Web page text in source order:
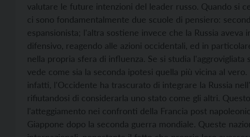
valutare le future intenzioni del leader russo. Quando si
ci sono fondamentalmente due scuole di pensiero:
espansionista; l'altra sostiene invece che la Russia aveva
difensivo, reagendo alle azioni occidentali, ed in
nella propria sfera di influenza. Se si studia l'aggrovigliata
vede come sia la seconda ipotesi quella più vicina al vero.
infatti, l'Occidente ha trascurato di integrare la Russia
rifiutandosi di considerarla uno stato come gli altri.
l'atteggiamento nei confronti della Francia post
Giappone dopo la seconda guerra mondiale. Queste